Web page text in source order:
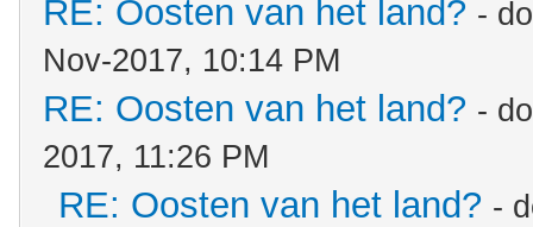
RE: Oosten van het land? -
Nov-2017, 10:14 PM
RE: Oosten van het land? -
2017, 11:26 PM
RE: Oosten van het land? -